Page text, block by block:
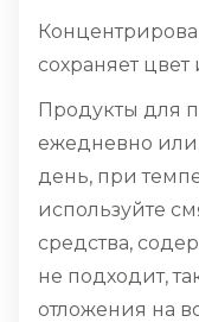
сохраняет
Продукты для
ежедневно
день, при
используйте
средства,
не подходит,
отложения на